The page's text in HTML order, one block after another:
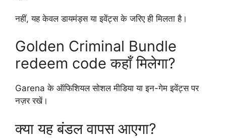
नहीं, यह केवल डायमंड्स या इवेंट्स के जरिए ही मिलता है।
Golden Criminal Bundle
redeem code कहाँ मिलेगा?
Garena के ऑफिशियल सोशल मीडिया या इन-गेम इवेंट्स पर
नज़र रखें।
क्या यह बंडल वापस आएगा?